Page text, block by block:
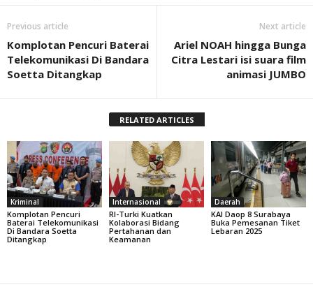
Previous article
Komplotan Pencuri Baterai
Telekomunikasi Di Bandara
Soetta Ditangkap
Next article
Ariel NOAH hingga Bunga
Citra Lestari isi suara film
animasi JUMBO
RELATED ARTICLES
Kriminal
Komplotan Pencuri
Baterai Telekomunikasi
Di Bandara Soetta
Ditangkap
Internasional
RI-Turki Kuatkan
Kolaborasi Bidang
Pertahanan dan
Keamanan
Daerah
KAI Daop 8 Surabaya
Buka Pemesanan Tiket
Lebaran 2025